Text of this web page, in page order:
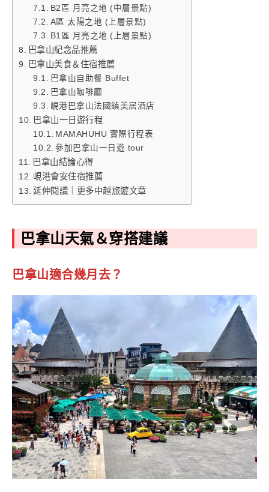
B2區 月亮之地 (中層景點)
A區 太陽之地 (上層景點)
B1區 月亮之地 (上層景點)
巴拿山紀念品推薦
巴拿山美食＆住宿推薦
巴拿山自助餐 Buffet
巴拿山咖啡廳
峴港巴拿山法國鎮美居酒店
巴拿山一日遊行程
MAMAHUHU 實際行程表
參加巴拿山一日遊 tour
巴拿山結論心得
峴港會安住宿推薦
延伸閱讀｜更多中越旅遊文章
巴拿山天氣＆穿搭建議
巴拿山適合幾月去 ？